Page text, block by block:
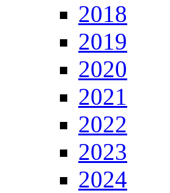
2018
2019
2020
2021
2022
2023
2024